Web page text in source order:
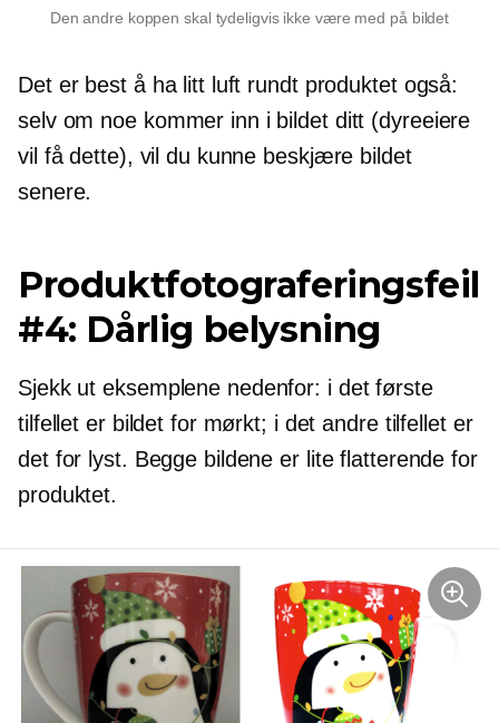
Den andre koppen skal tydeligvis ikke være med på bildet
Det er best å ha litt luft rundt produktet også:
selv om noe kommer inn i bildet ditt (dyreeiere
vil få dette), vil du kunne beskjære bildet
senere.
Produktfotograferingsfeil
#4: Dårlig belysning
Sjekk ut eksemplene nedenfor: i det første
tilfellet er bildet for mørkt; i det andre tilfellet er
det for lyst. Begge bildene er lite flatterende for
produktet.